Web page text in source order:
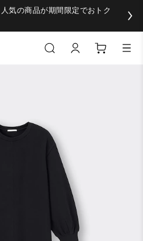
気の商品が期間限定でおトク